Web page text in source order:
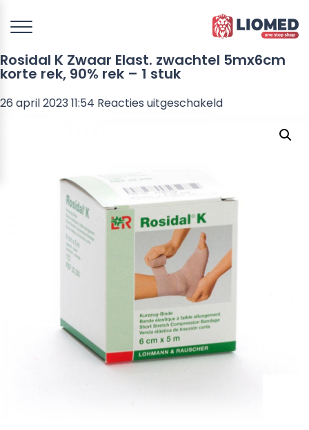
Rosidal K Zwaar Elast. zwachtel 5mx6cm
korte rek, 90% rek – 1 stuk
26 april 2023 11:54 Reacties uitgeschakeldvoor
5mx6cm
korte
90%
rek